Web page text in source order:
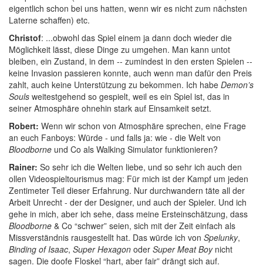
eigentlich schon bei uns hatten, wenn wir es nicht zum nächsten
Laterne schaffen) etc.
Christof: ...obwohl das Spiel einem ja dann doch wieder die
Möglichkeit lässt, diese Dinge zu umgehen. Man kann untot
bleiben, ein Zustand, in dem -- zumindest in den ersten Spielen --
keine Invasion passieren konnte, auch wenn man dafür den Preis
zahlt, auch keine Unterstützung zu bekommen. Ich habe Demon’s
Souls weitestgehend so gespielt, weil es ein Spiel ist, das in
seiner Atmosphäre ohnehin stark auf Einsamkeit setzt.
Robert: Wenn wir schon von Atmosphäre sprechen, eine Frage
an euch Fanboys: Würde - und falls ja: wie - die Welt von
Bloodborne und Co als Walking Simulator funktionieren?
Rainer: So sehr ich die Welten liebe, und so sehr ich auch den
ollen Videospieltourismus mag: Für mich ist der Kampf um jeden
Zentimeter Teil dieser Erfahrung. Nur durchwandern täte all der
Arbeit Unrecht - der der Designer, und auch der Spieler. Und ich
gehe in mich, aber ich sehe, dass meine Ersteinschätzung, dass
Bloodborne & Co “schwer” seien, sich mit der Zeit einfach als
Missverständnis rausgestellt hat. Das würde ich von Spelunky,
Binding of Isaac, Super Hexagon oder Super Meat Boynicht
sagen. Die doofe Floskel “hart, aber fair” drängt sich auf.